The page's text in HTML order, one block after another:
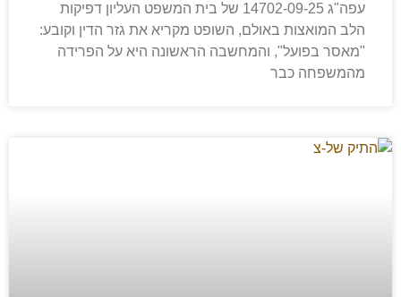
עפה"ג 14702-09-25 של בית המשפט העליון דפיקות
הלב המואצות באולם, השופט מקריא את גזר הדין וקובע:
"מאסר בפועל", והמחשבה הראשונה היא על הפרידה
מהמשפחה כבר